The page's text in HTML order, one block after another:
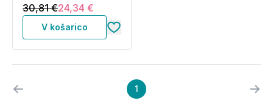
za telo (236 ml + 340
g)
30,81 €24,34 €
V košarico
1